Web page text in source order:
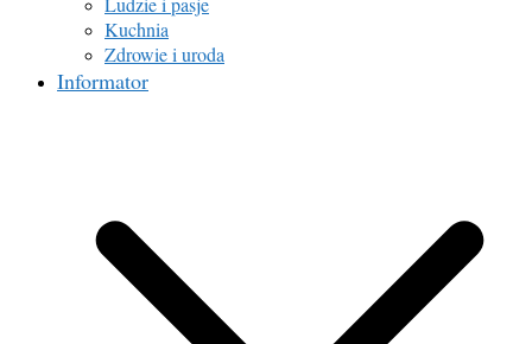
Kuchnia
Zdrowie i uroda
Informator